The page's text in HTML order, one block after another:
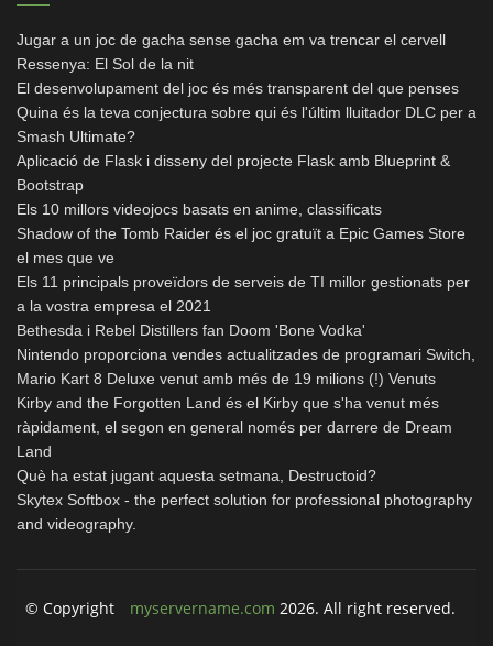
Jugar a un joc de gacha sense gacha em va trencar el cervell
Ressenya: El Sol de la nit
El desenvolupament del joc és més transparent del que penses
Quina és la teva conjectura sobre qui és l'últim lluitador DLC per a
Smash Ultimate?
Aplicació de Flask i disseny del projecte Flask amb Blueprint &
Bootstrap
Els 10 millors videojocs basats en anime, classificats
Shadow of the Tomb Raider és el joc gratuït a Epic Games Store
el mes que ve
Els 11 principals proveïdors de serveis de TI millor gestionats per
a la vostra empresa el 2021
Bethesda i Rebel Distillers fan Doom 'Bone Vodka'
Nintendo proporciona vendes actualitzades de programari Switch,
Mario Kart 8 Deluxe venut amb més de 19 milions (!) Venuts
Kirby and the Forgotten Land és el Kirby que s'ha venut més
ràpidament, el segon en general només per darrere de Dream
Land
Què ha estat jugant aquesta setmana, Destructoid?
Skytex Softbox - the perfect solution for professional photography
and videography.
© Copyright myservername.com 2026. All right reserved.